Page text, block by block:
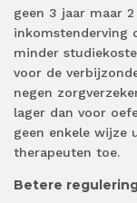
geen 3 jaar maar
inkomstenderving
minder
voor de
negen
lager dan voor
geen enkele wijze
therapeuten toe.
Betere